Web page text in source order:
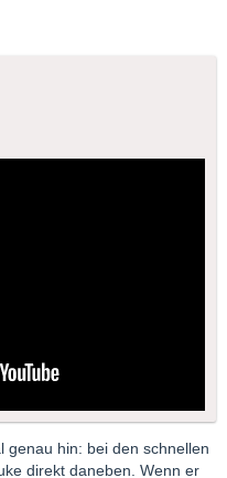
genau hin: bei den schnellen
direkt daneben. Wenn er